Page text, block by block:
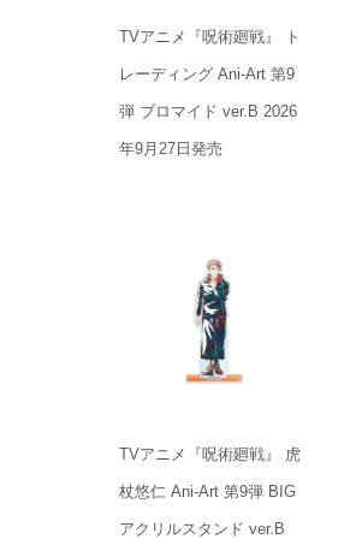
TVアニメ『呪術廻戦』 ト
レーディング Ani-Art 第9
弾 ブロマイド ver.B 2026
年9月27日発売
TVアニメ『呪術廻戦』 虎
杖悠仁 Ani-Art 第9弾 BIG
アクリルスタンド ver.B